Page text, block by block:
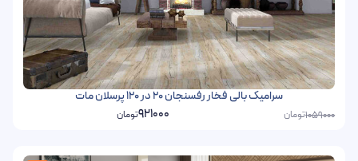
سرامیک بالی فخار رفسنجان 20 در 120 پرسلان مات
1059000تومان 921000تومان